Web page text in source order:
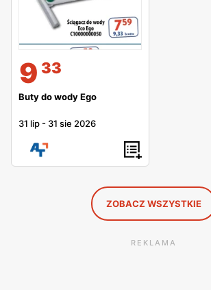
9 33
Buty do wody Ego
31 lip - 31 sie 2026
ZOBACZ WSZYSTKIE
REKLAMA